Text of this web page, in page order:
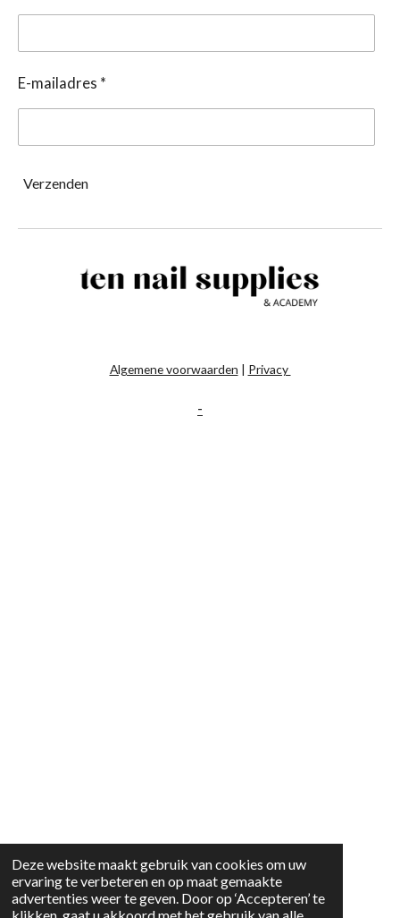
Deze website maakt gebruik van cookies om uw
ervaring te verbeteren en op maat gemaakte
advertenties weer te geven. Door op ‘Accepteren’ te
E-mailadres *
Verzenden
Algemene voorwaarden | Privacy
-